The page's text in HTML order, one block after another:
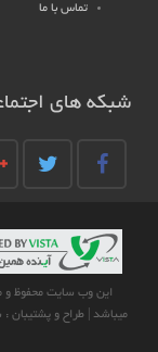
تماس با ما
شبکه های
اين وب سايت محفوظ و